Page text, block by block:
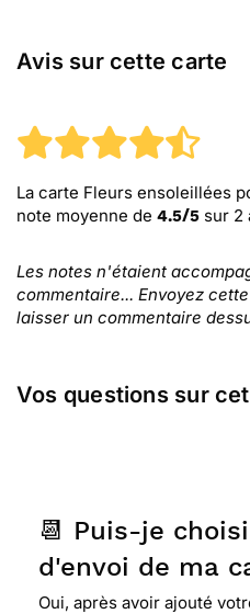
Avis sur cette carte
La carte Fleurs ensoleillées
note moyenne de 4.5/5 sur 2
Les notes n'étaient
commentaire... Envoyez
laisser un commentaire
Vos questions sur
📆 Puis-je
d'envoi de ma
Oui, après avoir ajouté